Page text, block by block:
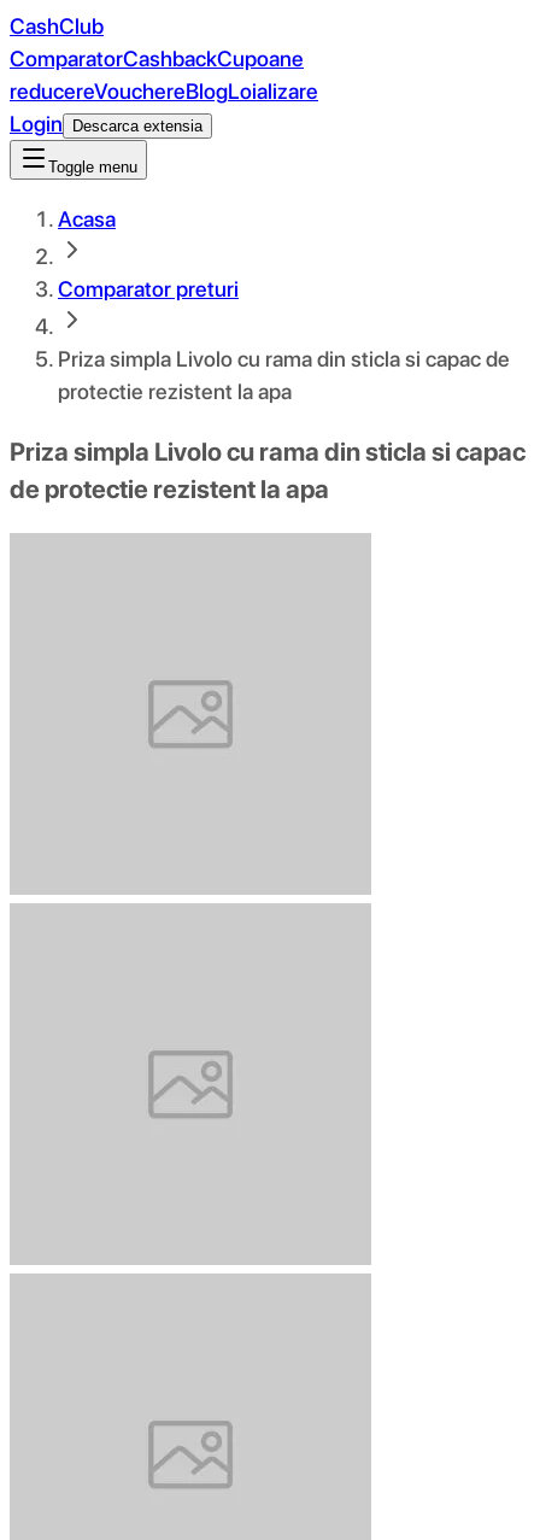
CashClub
ComparatorCashbackCupoane
reducereVouchereBlogLoializare
Login
Descarca extensia
Toggle menu
Acasa
Comparator preturi
Priza simpla Livolo cu rama din sticla si capac de
protectie rezistent la apa
Priza simpla Livolo cu rama din sticla si capac
de protectie rezistent la apa